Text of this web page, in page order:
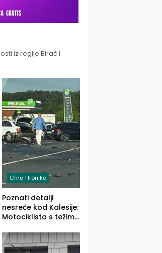
iz regije Birač i
Crna Hronika
Poznati detalji
nesreće kod Kalesije:
Motociklista s težim,
lakšim povredama